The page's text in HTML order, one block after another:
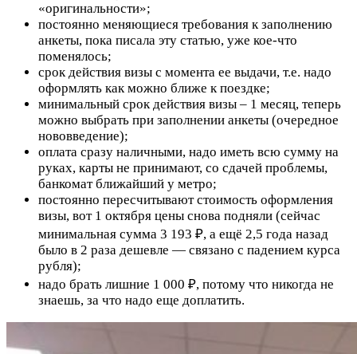
«оригинальности»;
постоянно меняющиеся требования к заполнению
анкеты, пока писала эту статью, уже кое-что
поменялось;
срок действия визы с момента ее выдачи, т.е. надо
оформлять как можно ближе к поездке;
минимальный срок действия визы – 1 месяц, теперь
можно выбрать при заполнении анкеты (очередное
нововведение);
оплата сразу наличными, надо иметь всю сумму на
руках, карты не принимают, со сдачей проблемы,
банкомат ближайший у метро;
постоянно пересчитывают стоимость оформления
визы, вот 1 октября цены снова подняли (сейчас
минимальная сумма 3 193 ₽, а ещё 2,5 года назад
было в 2 раза дешевле — связано с падением курса
рубля);
надо брать лишние 1 000 ₽, потому что никогда не
знаешь, за что надо еще доплатить.